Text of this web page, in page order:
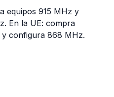
equipos 915 MHz y
En la UE: compra
configura 868 MHz.